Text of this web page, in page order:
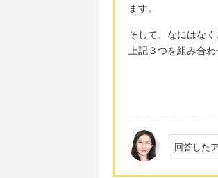
ます。
そして、なにはな
上記３つを組み合
回答した